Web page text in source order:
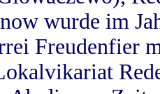
wurde im
Freudenfier